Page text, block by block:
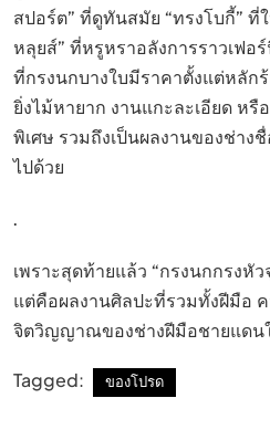
สปอร์ต” ที่ดูทันสมัย “ทรงโบกี้” ที่
หลุยส์” ที่หรูหราอลังการราวเฟอ
ที่กรงนกบางใบมีราคาตั้งแต่หลัก
ยิ่งไม้หายาก งานแกะละเอียด ห
พิเศษ รวมถึงเป็นผลงานของช่าง
ไปด้วย
.
เพราะสุดท้ายแล้ว “กรงนกกรงหั
แต่คือผลงานศิลปะที่รวมทั้งฝีมือ
จิตวิญญาณของช่างฝีมือชายแดนใ
Tagged: ของโปรด